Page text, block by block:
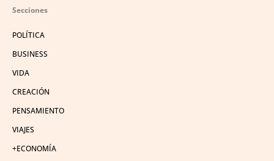
Secciones
POLÍTICA
BUSINESS
VIDA
CREACIÓN
PENSAMIENTO
VIAJES
+ECONOMÍA